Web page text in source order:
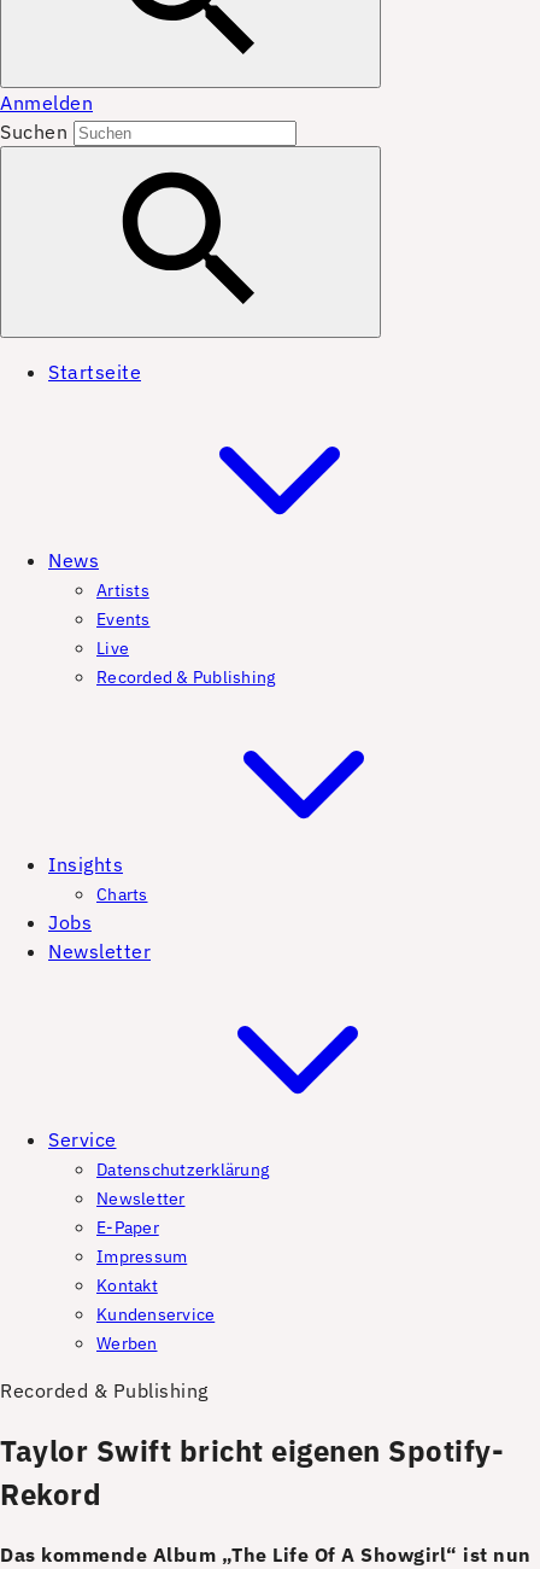
Anmelden
Suchen
Startseite
News
Artists
Events
Live
Recorded & Publishing
Insights
Charts
Jobs
Newsletter
Service
Datenschutzerklärung
Newsletter
E-Paper
Impressum
Kontakt
Kundenservice
Werben
Recorded & Publishing
Taylor Swift bricht eigenen Spotify-
Rekord
Das kommende Album „The Life Of A Showgirl“ ist nun